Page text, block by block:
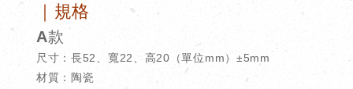
｜規格
A款
尺寸：長52、寬22、高20（單位mm）±5mm
材質：陶瓷